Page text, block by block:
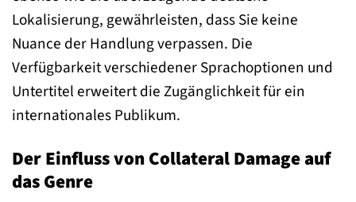
Lokalisierung, gewährleisten, dass Sie keine
Nuance der Handlung verpassen. Die
Verfügbarkeit verschiedener Sprachoptionen und
Untertitel erweitert die Zugänglichkeit für ein
internationales Publikum.
Der Einfluss von Collateral Damage auf
das Genre